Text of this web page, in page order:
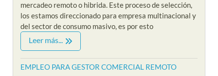
mercadeo remoto o hibrida. Este proceso de selección,
los estamos direccionado para empresa multinacional y
del sector de consumo masivo, es por esto
Leer más...
EMPLEO PARA GESTOR COMERCIAL REMOTO